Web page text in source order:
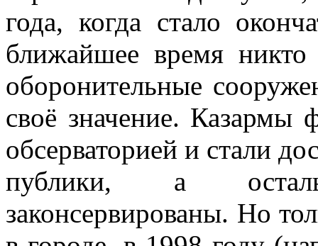
года, когда стало
ближайшее время никто
оборонительные
своё значение. Казармы
обсерваторией и стали
публики, а
законсервированы. Но